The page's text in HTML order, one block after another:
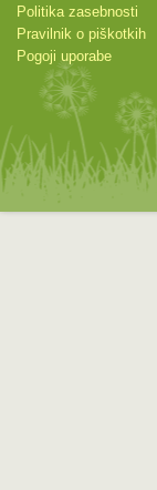
Politika zasebnosti
Pravilnik o piškotkih
Pogoji uporabe